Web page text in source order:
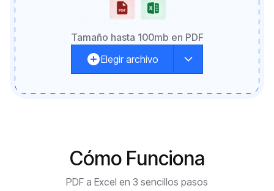
Tamaño hasta 100mb en PDF
Elegir archivo
Cómo Funciona
PDF a Excel en 3 sencillos pasos